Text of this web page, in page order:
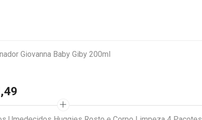
Giovanna Baby Giby 200ml